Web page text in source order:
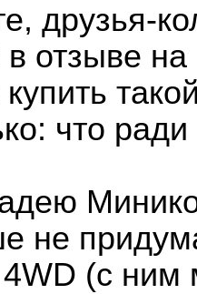
друзья-
отзыве
что
не
(c ним